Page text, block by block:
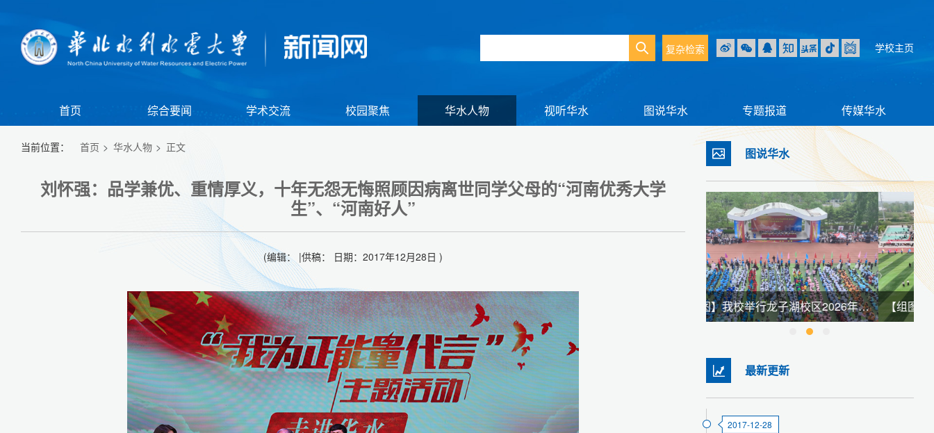
复杂检索 学校主页
首页 综合要闻 学术交流 校园聚焦 华水人物 视听华水 图说华水 专题报道 传媒华水
当前位置： 首页 华水人物 正文
刘怀强：品学兼优、重情厚义，十年无怨无悔照顾因病离世同学父母的“河南优秀大学
生”、“河南好人”
(编辑： |供稿： 日期：2017年12月28日 )
图说华水
【组图】我校举行江淮校区2026年春季田径运动会暨全民健身大会 【组图】2026年初冬逢雪 与君共赏 【组图】我校举行江淮校区2026年春季田径运动会暨全民健身大会
最新更新
2017-12-28